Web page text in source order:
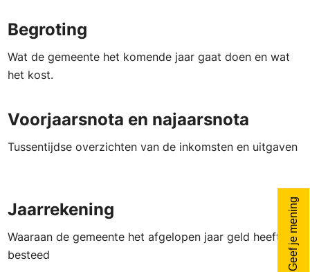
Begroting
Wat de gemeente het komende jaar gaat doen en wat
het kost.
Voorjaarsnota en najaarsnota
Tussentijdse overzichten van de inkomsten en uitgaven
Jaarrekening
Waaraan de gemeente het afgelopen jaar geld heeft
besteed
Geef je mening